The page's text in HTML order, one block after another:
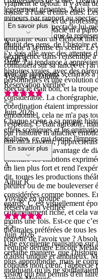
légèrement gênantes. Mais
mineurs par rapport au
maintenant au spectacle lui-
garde indiquant que la
plutôt des gens, de l’histoire
j’y suis allé avec des attentes
faute. J'ai tendance à
histoires vraies, avec des
personnelles et une évolution
spectacle était bon, et la
considérable. La
coordination étaient
émotionnel, cela ne m'a pas
l'espérais. C'était agréable,
par l'histoire ni attachée
être qu'à l'avenir,
acteurs livrent davantage de
entendre les émotions
un lien plus fort et rend
dit, toutes les productions
pleurer ou de me bouleverser
considérées comme bonnes.
égards. C’est visuellement
culturellement riche, et cela
moins une fois. Est-ce que
théâtrales préférées de tous
regretté de l'avoir vue ?
l'équipe derrière Encore
d'aussi unique et ambitieux.
conquis mon cœur, j'apprécie
vision qui ont permis d'en
vraiment le détour. Il y avait
assisté à l'une d'entre elles.
de dévouement et de
centrale du spectacle m'a
tournante était un élément
unique à la mise en scène. Le
l'expérience dans l'ensemble
continuera sur sa lancée et
avec de nouveaux scénarios à
En savoir plus
A
Azah A
Voyage en famille
Réservation vérifiée
5/5
Juin 2026
Chaque scène a sa propre
effets scéniques et les
réalistes, ce qui donne
En savoir plus
A
Ainur R
Voyage en groupe
Réservation vérifiée
5/5
Juin 2026
Une excellente réalisation sur
certaine manière, que
plus approfondie, mais je
indiquant qu'ils ne